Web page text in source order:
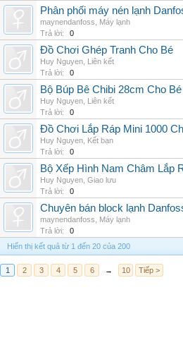
Phân phối máy nén lạnh
maynendanfoss
Máy lạnh
Trả lời:
0
Đồ Chơi Ghép Tranh Cho Bé
Huy Nguyen Liên kết
Trả lời:
0
Bộ Búp Bê Chibi 28cm Cho Bé
Huy Nguyen Liên kết
Trả lời:
0
Đồ Chơi Lắp Ráp Mini 1000
Huy Nguyen Kết bạn
Trả lời:
0
Bộ Xếp Hình Nam Châm Lắp
Huy Nguyen Giao lưu
Trả lời:
0
Chuyên bán block lạnh
maynendanfoss
Máy lạnh
Trả lời:
0
Hiển thị kết quả từ 1 đến 20 của 200
1 2 3 4 5 6 → 10 Tiếp >